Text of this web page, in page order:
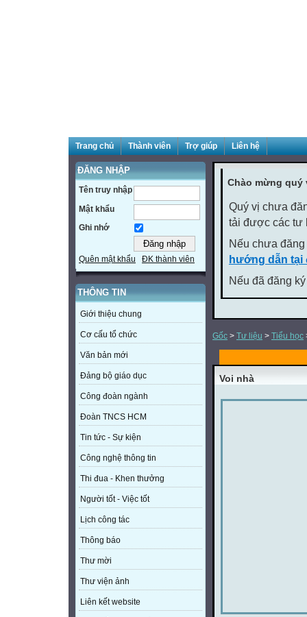
Trang chủ Thành viên Trợ giúp Liên hệ
ĐĂNG NHẬP
Tên truy nhập
Mật khẩu
Ghi nhớ
Quên mật khẩu ĐK thành viên
THÔNG TIN
Giới thiệu chung
Cơ cấu tổ chức
Văn bản mới
Đảng bộ giáo dục
Công đoàn ngành
Đoàn TNCS HCM
Tin tức - Sự kiện
Công nghệ thông tin
Thi đua - Khen thưởng
Người tốt - Việc tốt
Lịch công tác
Thông báo
Thư mời
Thư viện ảnh
Liên kết website
Chào mừng
Quý vị chưa
tải được các tư
Nếu chưa
hướng dẫn tại
Nếu đã đăng
Gốc > Tư liệu > Tiểu học
Voi nhà